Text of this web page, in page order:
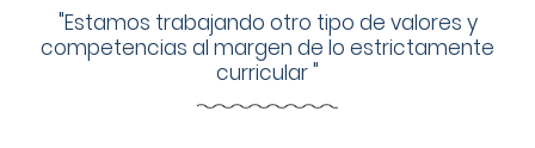
"Estamos trabajando otro tipo de valores y
competencias al margen de lo estrictamente
curricular"